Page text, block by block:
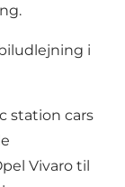
i
station cars
Vivaro til